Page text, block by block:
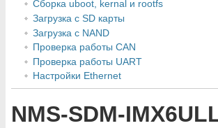
Сборка uboot, kernal и rootfs
Загрузка с SD карты
Загрузка с NAND
Проверка работы CAN
Проверка работы UART
Настройки Ethernet
NMS-SDM-